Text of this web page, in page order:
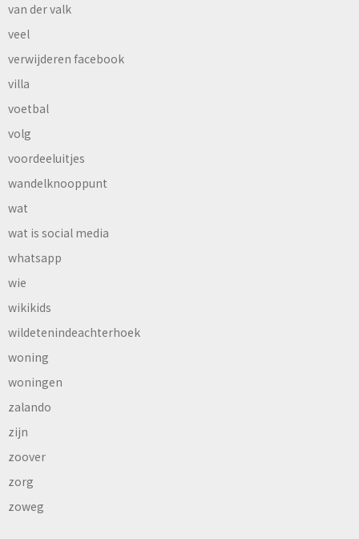
van der valk
veel
verwijderen facebook
villa
voetbal
volg
voordeeluitjes
wandelknooppunt
wat
wat is social media
whatsapp
wie
wikikids
wildetenindeachterhoek
woning
woningen
zalando
zijn
zoover
zorg
zoweg